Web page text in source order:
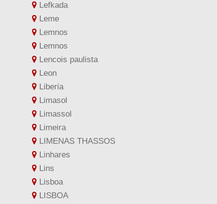
Lefkada
Leme
Lemnos
Lemnos
Lencois paulista
Leon
Liberia
Limasol
Limassol
Limeira
LIMENAS THASSOS
Linhares
Lins
Lisboa
LISBOA